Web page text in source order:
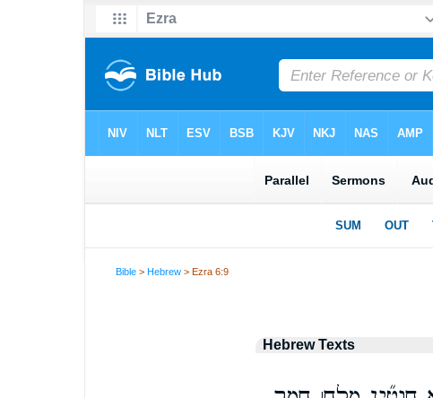
Bible >Hebrew > Ezra 6:9
Hebrew Texts